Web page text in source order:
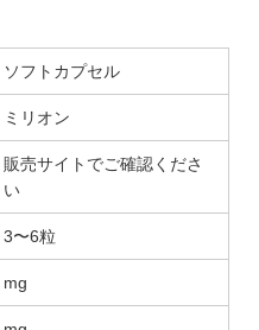
ソフトカプセル
ミリオン
販売サイトでご確認くださ
い
3〜6粒
mg